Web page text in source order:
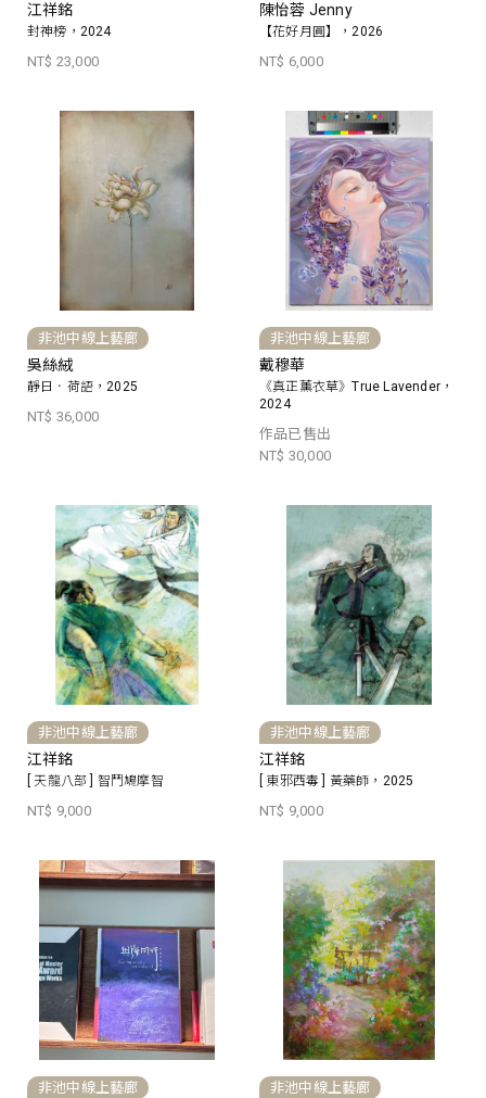
江祥銘
封神榜，2024
NT$ 23,000
陳怡蓉 Jenny
【花好月圓】，2026
NT$ 6,000
非池中線上藝廊
吳絲絨
靜日．荷語，2025
NT$ 36,000
非池中線上藝廊
戴穆華
《真正薰衣草》True Lavender，
2024
作品已售出
NT$ 30,000
非池中線上藝廊
江祥銘
[ 天龍八部 ] 智鬥鳩摩智
NT$ 9,000
非池中線上藝廊
江祥銘
[ 東邪西毒 ] 黃藥師，2025
NT$ 9,000
非池中線上藝廊 非池中線上藝廊